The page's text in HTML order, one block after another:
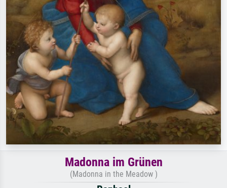
Madonna im Grünen
(Madonna in the Meadow )